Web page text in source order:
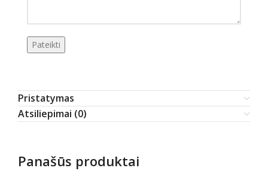
Pristatymas
Atsiliepimai (0)
Panašūs produktai